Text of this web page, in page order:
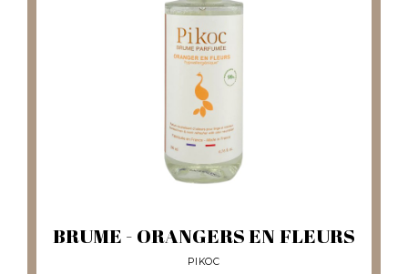
BRUME - ORANGERS EN FLEURS
PIKOC